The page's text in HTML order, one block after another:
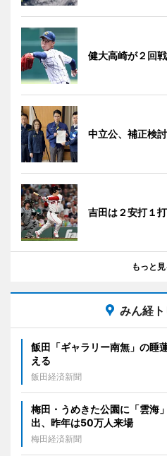
健大高崎が２回
中立公、補正検
吉田は２安打１
もっと見
みん経
飯田「ギャラリー南無」の
える
飯田経済新聞
梅田・うめきた公園に「雲
出、昨年は50万人来場
梅田経済新聞